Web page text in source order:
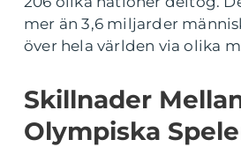
mer än 3,6 miljarder
över hela världen via olika
Skillnader
Olympiska